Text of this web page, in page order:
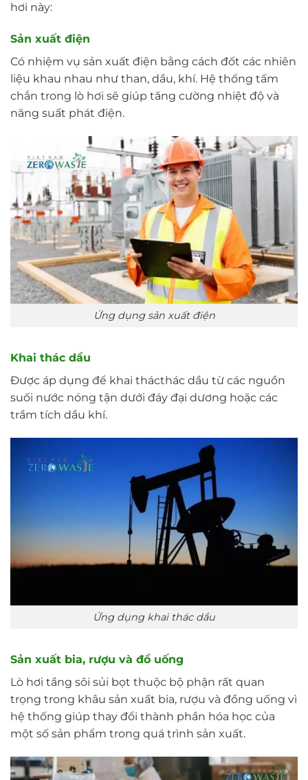
hơi này:
Sản xuất điện
Có nhiệm vụ sản xuất điện bằng cách đốt các nhiên
liệu khau nhau như than, dầu, khí. Hệ thống tấm
chắn trong lò hơi sẽ giúp tăng cường nhiệt độ và
năng suất phát điện.
Ứng dụng sản xuất điện
Khai thác dầu
Được áp dụng để khai thácthác dầu từ các nguồn
suối nước nóng tận dưới đáy đại dương hoặc các
trầm tích dầu khí.
Ứng dụng khai thác dầu
Sản xuất bia, rượu và đồ uống
Lò hơi tầng sôi sủi bọt thuộc bộ phận rất quan
trọng trong khâu sản xuất bia, rượu và đồng uống vì
hệ thống giúp thay đổi thành phần hóa học của
một số sản phẩm trong quá trình sản xuất.